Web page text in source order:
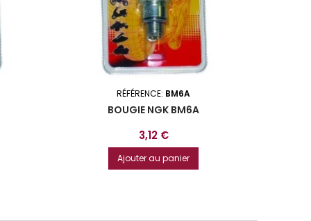
RÉFÉRENCE: BM6A
BOUGIE NGK BM6A
Prix
3,12 €
Ajouter au panier